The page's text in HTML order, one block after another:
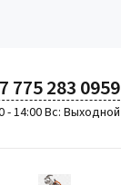
775 283 0959
- 14:00 Вс: Выходной